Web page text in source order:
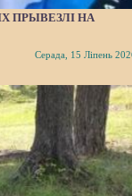
ПРЫВЕЗЛІ НА
Серада, 15 Ліпень